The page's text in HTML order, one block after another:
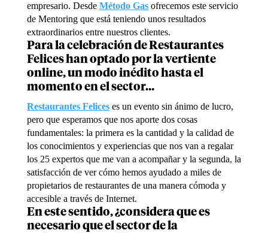
empresario. Desde Método Gasofrecemos este servicio
de Mentoring que está teniendo unos resultados
extraordinarios entre nuestros clientes.
Para la celebración de Restaurantes
Felices han optado por la vertiente
online, un modo inédito hasta el
momento en el sector…
Restaurantes Feliceses un evento sin ánimo de lucro,
pero que esperamos que nos aporte dos cosas
fundamentales: la primera es la cantidad y la calidad de
los conocimientos y experiencias que nos van a regalar
los 25 expertos que me van a acompañar y la segunda, la
satisfacción de ver cómo hemos ayudado a miles de
propietarios de restaurantes de una manera cómoda y
accesible a través de Internet.
En este sentido, ¿considera que es
necesario que el sector de la